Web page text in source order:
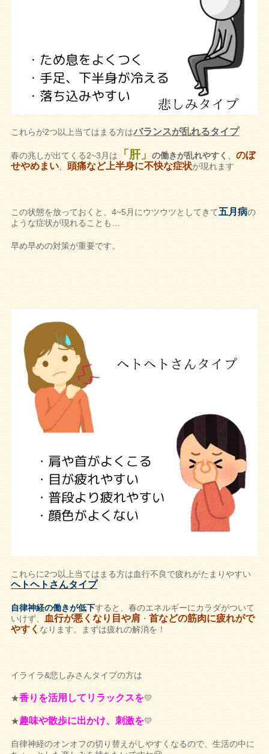
これらが2つ以上当てはまる方はバランスが乱れるタイプ
春の兆しが出てくる2~3月は 「肝」の働きが乱れやすく 、のぼ
せやめまい 、頭痛など上半身に不快な症状が現れます
この状態を放っておくと、4~5月にウツウツとしてきて五月病の
ような症状が現れることも…
早め早めの対策が重要です。
これらに2つ以上当てはまる方は血行不良で疲れがたまりやすい
ヘトヘトさんタイプ
自律神経の働きが低下すると、春のエネルギーにカラダがついて
いけず、血行が悪くなり目や肩 ・首などの筋肉に疲れがで
やすく なります。まずは疲れの解消を！
イライラ&悲しみさんタイプの方は
★香りを活用してリラックスを💛
★趣味や散歩に出かけ、刺激を💛
自律神経のオンオフの切り替えがしやすくなるので、生活の中に